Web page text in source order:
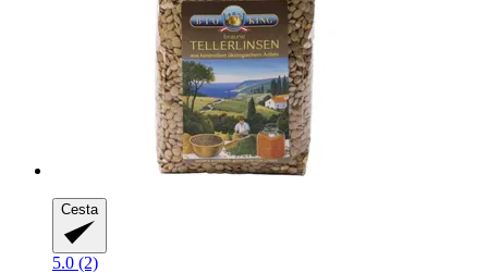
Cesta
5.0 (2)